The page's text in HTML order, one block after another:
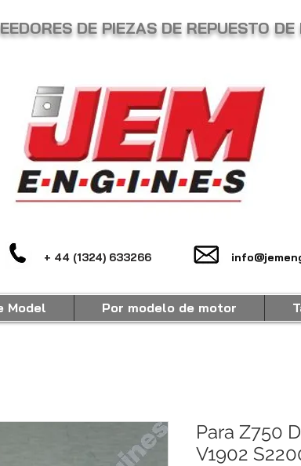
DE PIEZAS DE REPUESTO
+ 44 (1324) 633266
Para Z750
V1902
Model Por modelo de motor